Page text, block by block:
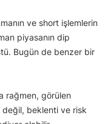
ve short işlemlerin
piyasanın dip
Bugün de benzer bir
rağmen, görülen
değil, beklenti ve risk